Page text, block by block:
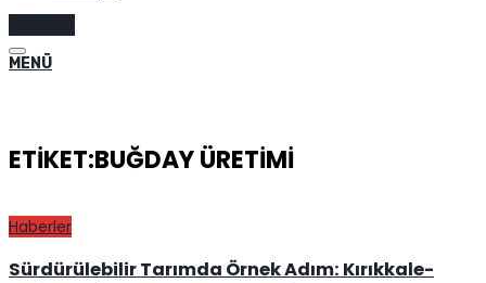
MENÜ
ETIKET:BUĞDAY ÜRETIMI
Haberler
Sürdürülebilir Tarımda Örnek Adım: Kırıkkale-